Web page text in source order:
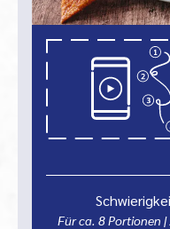
Für ca. 8 Portionen |